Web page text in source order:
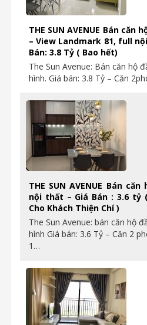
THE SUN AVENUE Bán căn
– View Landmark 81, full
Bán: 3.8 Tỷ ( Bao hết)
The Sun Avenue: Bán căn hộ
hình. Giá bán: 3.8 Tỷ – Căn
THE SUN AVENUE Bán
nội thất – Giá Bán : 3.6 tỷ
Cho Khách Thiện Chí )
The Sun Avenue: bán căn hộ
hình Giá bán: 3.6 Tỷ – Căn 2
1…